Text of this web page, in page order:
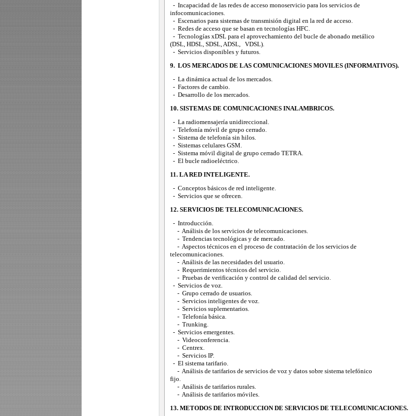
- Incapacidad de las redes de acceso monoservicio para los servicios de
infocomunicaciones.
- Escenarios para sistemas de transmisión digital en la red de acceso.
- Redes de acceso que se basan en tecnologías HFC.
- Tecnologías xDSL para el aprovechamiento del bucle de abonado metálico
(DSL, HDSL, SDSL, ADSL, VDSL).
- Servicios disponibles y futuros.
9. LOS MERCADOS DE LAS COMUNICACIONES MOVILES (INFORMATIVOS).
- La dinámica actual de los mercados.
- Factores de cambio.
- Desarrollo de los mercados.
10. SISTEMAS DE COMUNICACIONES INALAMBRICOS.
- La radiomensajería unidireccional.
- Telefonía móvil de grupo cerrado.
- Sistema de telefonía sin hilos.
- Sistemas celulares GSM.
- Sistema móvil digital de grupo cerrado TETRA.
- El bucle radioeléctrico.
11. LA RED INTELIGENTE.
- Conceptos básicos de red inteligente.
- Servicios que se ofrecen.
12. SERVICIOS DE TELECOMUNICACIONES.
- Introducción.
- Análisis de los servicios de telecomunicaciones.
- Tendencias tecnológicas y de mercado.
- Aspectos técnicos en el proceso de contratación de los servicios de
telecomunicaciones.
- Análisis de las necesidades del usuario.
- Requerimientos técnicos del servicio.
- Pruebas de verificación y control de calidad del servicio.
- Servicios de voz.
- Grupo cerrado de usuarios.
- Servicios inteligentes de voz.
- Servicios suplementarios.
- Telefonía básica.
- Trunking.
- Servicios emergentes.
- Videoconferencia.
- Centrex.
- Servicios IP.
- El sistema tarifario.
- Análisis de tarifarios de servicios de voz y datos sobre sistema telefónico
fijo.
- Análisis de tarifarios rurales.
- Análisis de tarifarios móviles.
13. METODOS DE INTRODUCCION DE SERVICIOS DE TELECOMUNICACIONES.